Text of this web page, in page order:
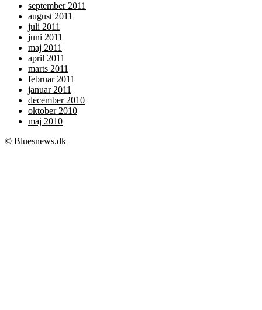
september 2011
august 2011
juli 2011
juni 2011
maj 2011
april 2011
marts 2011
februar 2011
januar 2011
december 2010
oktober 2010
maj 2010
© Bluesnews.dk